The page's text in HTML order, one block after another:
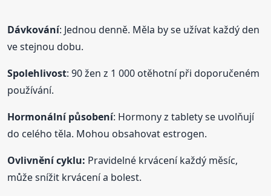
Dávkování: Jednou denně. Měla by se užívat každý den
ve stejnou dobu.
Spolehlivost: 90 žen z 1 000 otěhotní při doporučeném
používání.
Hormonální působení: Hormony z tablety se uvolňují
do celého těla. Mohou obsahovat estrogen.
Ovlivnění cyklu: Pravidelné krvácení každý měsíc,
může snížit krvácení a bolest.